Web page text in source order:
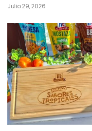
Julio 29, 2026